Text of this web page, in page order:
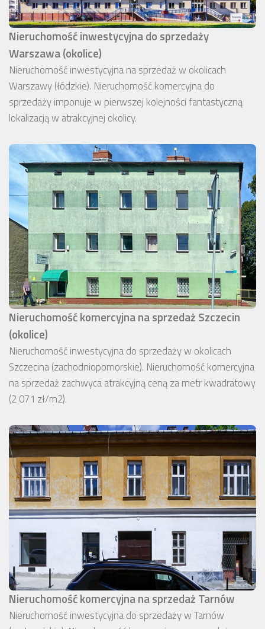
Nieruchomość inwestycyjna do sprzedaży
Warszawa (okolice)
Nieruchomość inwestycyjna na sprzedaż w okolicach
Warszawy (łódzkie). Nieruchomość komercyjna do
sprzedaży imponuje w pierwszej kolejności fantastyczną
lokalizacją w atrakcyjnej okolicy.
Nieruchomość komercyjna na sprzedaż Szczecin
(okolice)
Nieruchomość inwestycyjna do sprzedaży w okolicach
Szczecina (zachodniopomorskie). Nieruchomość komercyjna
na sprzedaż zachwyca atrakcyjną ceną za metr kwadratowy
(2 071 zł/m2).
Nieruchomość komercyjna na sprzedaż Tarnów
Nieruchomość inwestycyjna do sprzedaży w Tarnów